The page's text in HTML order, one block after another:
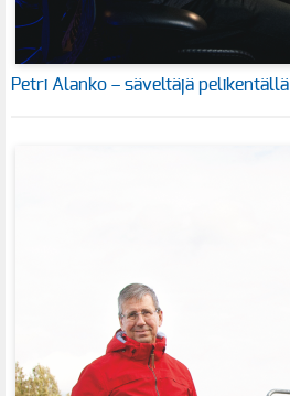
Petri Alanko – säveltäjä pelikentällä